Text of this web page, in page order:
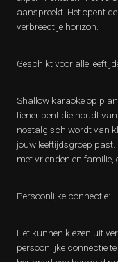
aanspreekt. Het opent
verbreedt je horizon.
Geschikt voor alle
Shallow karaoke op
tiener bent die houdt
nostalgisch wordt van
jouw leeftijdsgroep past.
met vrienden en
Persoonlijke connectie:
Het kunnen kiezen uit
persoonlijke connectie